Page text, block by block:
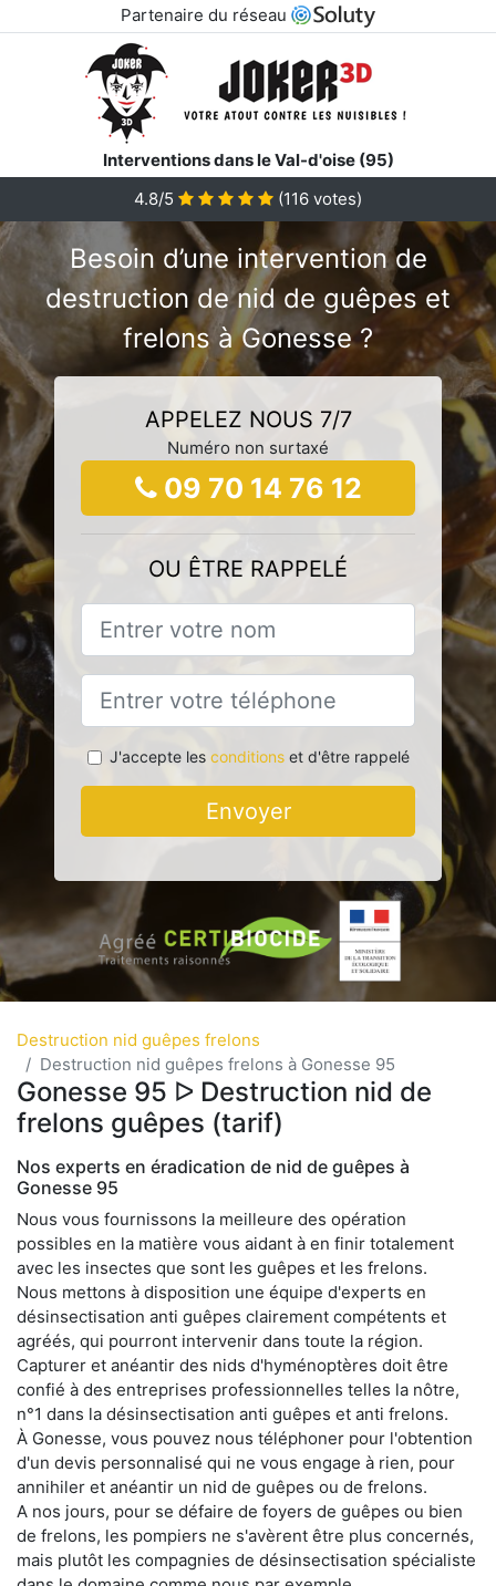
Partenaire du réseau
Interventions dans le Val-d'oise (95)
4.8/5
(116 votes)
Besoin d’une intervention de
destruction de nid de guêpes et
frelons à Gonesse ?
APPELEZ NOUS 7/7
Numéro non surtaxé
09 70 14 76 12
OU ÊTRE RAPPELÉ
J'accepte les conditionset d'être rappelé
Envoyer
Destruction nid guêpes frelons
Destruction nid guêpes frelons à Gonesse 95
Gonesse 95 ᐅ Destruction nid de
frelons guêpes (tarif)
Nos experts en éradication de nid de guêpes à
Gonesse 95
Nous vous fournissons la meilleure des opération
possibles en la matière vous aidant à en finir totalement
avec les insectes que sont les guêpes et les frelons.
Nous mettons à disposition une équipe d'experts en
désinsectisation anti guêpes clairement compétents et
agréés, qui pourront intervenir dans toute la région.
Capturer et anéantir des nids d'hyménoptères doit être
confié à des entreprises professionnelles telles la nôtre,
n°1 dans la désinsectisation anti guêpes et anti frelons.
À Gonesse, vous pouvez nous téléphoner pour l'obtention
d'un devis personnalisé qui ne vous engage à rien, pour
annihiler et anéantir un nid de guêpes ou de frelons.
A nos jours, pour se défaire de foyers de guêpes ou bien
de frelons, les pompiers ne s'avèrent être plus concernés,
mais plutôt les compagnies de désinsectisation spécialiste